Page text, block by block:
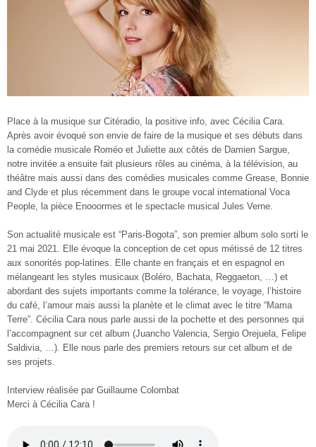
Place à la musique sur Citéradio, la positive info, avec Cécilia Cara.
Après avoir évoqué son envie de faire de la musique et ses débuts dans
la comédie musicale Roméo et Juliette aux côtés de Damien Sargue,
notre invitée a ensuite fait plusieurs rôles au cinéma, à la télévision, au
théâtre mais aussi dans des comédies musicales comme Grease, Bonnie
and Clyde et plus récemment dans le groupe vocal international Voca
People, la pièce Enooormes et le spectacle musical Jules Verne.
Son actualité musicale est “Paris-Bogota”, son premier album solo sorti le
21 mai 2021. Elle évoque la conception de cet opus métissé de 12 titres
aux sonorités pop-latines. Elle chante en français et en espagnol en
mélangeant les styles musicaux (Boléro, Bachata, Reggaeton, …) et
abordant des sujets importants comme la tolérance, le voyage, l’histoire
du café, l’amour mais aussi la planète et le climat avec le titre “Mama
Terre”. Cécilia Cara nous parle aussi de la pochette et des personnes qui
l’accompagnent sur cet album (Juancho Valencia, Sergio Orejuela, Felipe
Saldivia, …). Elle nous parle des premiers retours sur cet album et de
ses projets.
Interview réalisée par Guillaume Colombat
Merci à Cécilia Cara !